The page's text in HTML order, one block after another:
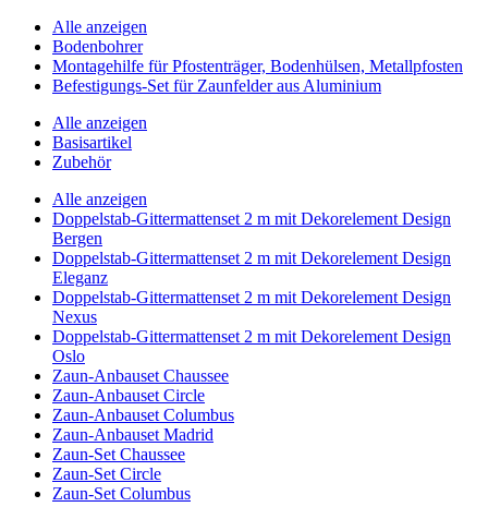
Alle anzeigen
Bodenbohrer
Montagehilfe für Pfostenträger, Bodenhülsen, Metallpfosten
Befestigungs-Set für Zaunfelder aus Aluminium
Alle anzeigen
Basisartikel
Zubehör
Alle anzeigen
Doppelstab-Gittermattenset 2 m mit Dekorelement Design
Bergen
Doppelstab-Gittermattenset 2 m mit Dekorelement Design
Eleganz
Doppelstab-Gittermattenset 2 m mit Dekorelement Design
Nexus
Doppelstab-Gittermattenset 2 m mit Dekorelement Design
Oslo
Zaun-Anbauset Chaussee
Zaun-Anbauset Circle
Zaun-Anbauset Columbus
Zaun-Anbauset Madrid
Zaun-Set Chaussee
Zaun-Set Circle
Zaun-Set Columbus